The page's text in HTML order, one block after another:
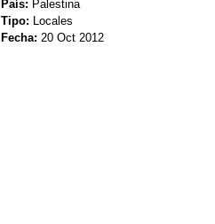
País: Palestina
Tipo: Locales
Fecha: 20 Oct 2012